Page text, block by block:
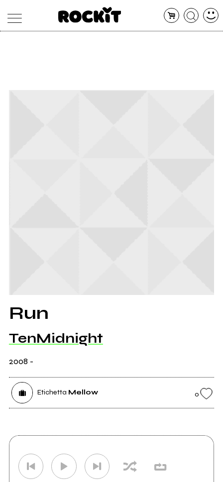
CONCERTI
Run
TenMidnight
2008 -
Etichetta Mellow 0